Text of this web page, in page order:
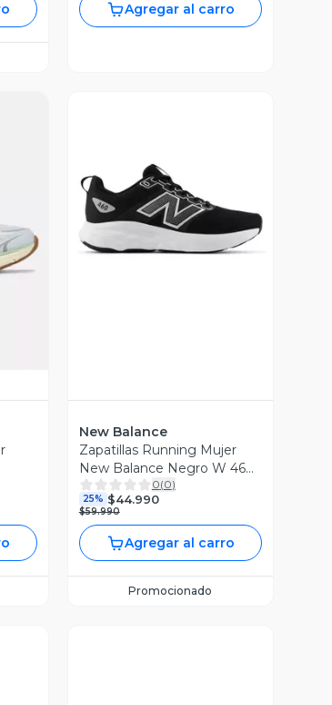
Agregar al carro
Vista Previa
New Balance
Zapatillas Running Mujer
New Balance Negro W 460
LK4
0(0)
25% $44.990
$59.990
Agregar al carro
Promocionado